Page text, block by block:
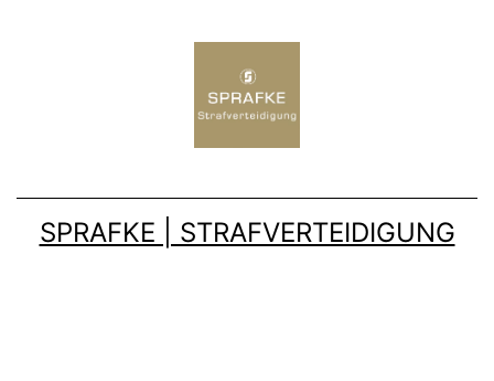
SPRAFKE | STRAFVERTEIDIGUNG